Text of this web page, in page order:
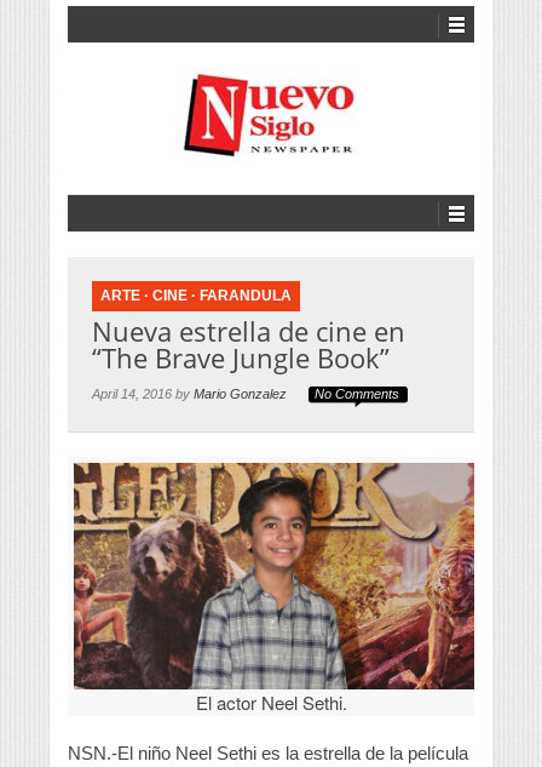
ARTE · CINE · FARANDULA
Nueva estrella de cine en
“The Brave Jungle Book”
April 14, 2016 by Mario Gonzalez No Comments
El actor Neel Sethi.
NSN.-El niño Neel Sethi es la estrella de la película